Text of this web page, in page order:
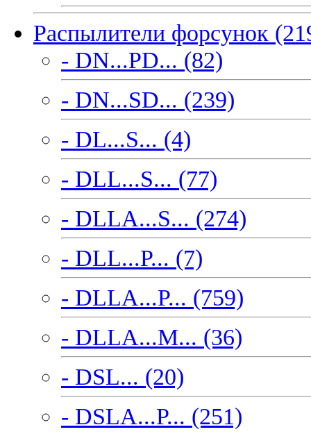
Распылители форсунок
- DN...PD... (82)
- DN...SD... (239)
- DL...S... (4)
- DLL...S... (77)
- DLLA...S... (274)
- DLL...P... (7)
- DLLA...P... (759)
- DLLA...M... (36)
- DSL... (20)
- DSLA...P... (251)